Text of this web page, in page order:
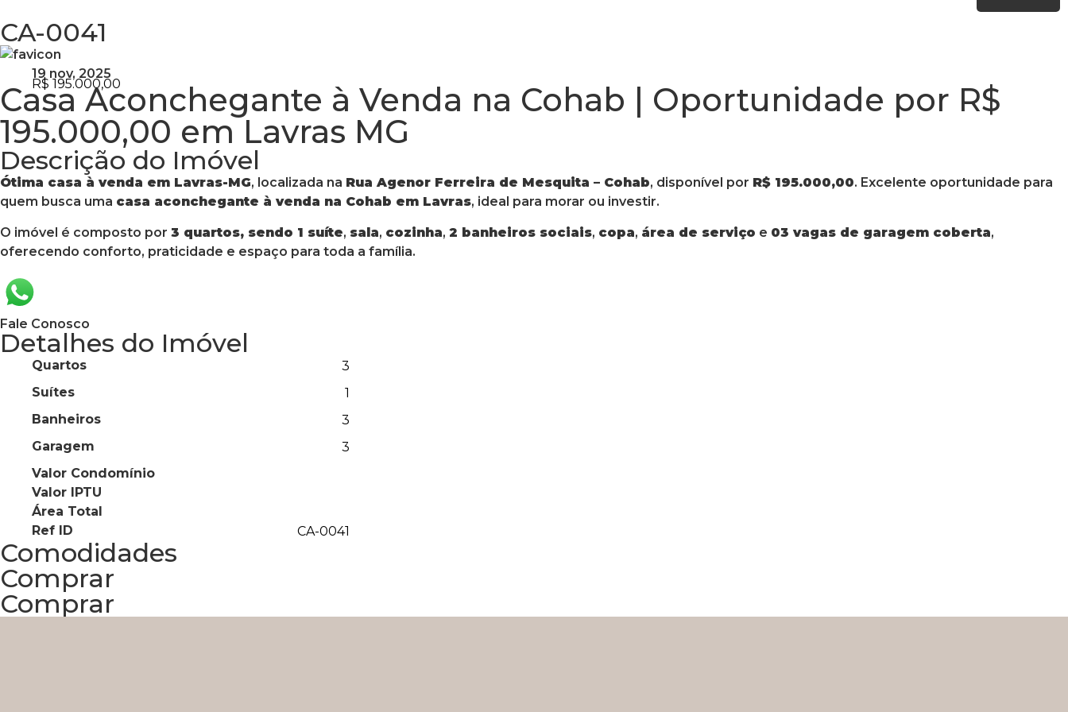
CA-0041
19 nov, 2025
R$ 195.000,00
Casa Aconchegante à Venda na Cohab | Oportunidade por R$
195.000,00 em Lavras MG
Descrição do Imóvel
Ótima casa à venda em Lavras-MG, localizada na Rua Agenor Ferreira de Mesquita – Cohab, disponível por R$ 195.000,00. Excelente oportunidade para
quem busca uma casa aconchegante à venda na Cohab em Lavras, ideal para morar ou investir.
O imóvel é composto por 3 quartos, sendo 1 suíte, sala, cozinha, 2 banheiros sociais, copa, área de serviço e 03 vagas de garagem coberta,
oferecendo conforto, praticidade e espaço para toda a família.
Fale Conosco
Detalhes do Imóvel
Quartos
3
Suítes
1
Banheiros
3
Garagem
3
Valor Condomínio
Valor IPTU
Área Total
Ref ID
CA-0041
Comodidades
Comprar
Comprar